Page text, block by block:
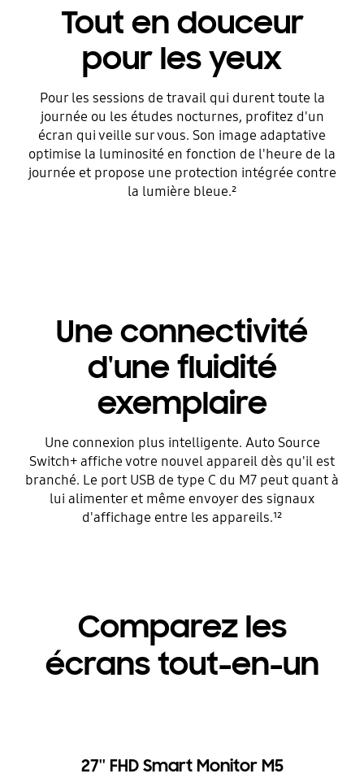
Tout en douceur
pour les yeux
Pour les sessions de travail qui durent toute la
journée ou les études nocturnes, profitez d'un
écran qui veille sur vous. Son image adaptative
optimise la luminosité en fonction de l'heure de la
journée et propose une protection intégrée contre
la lumière bleue.²
Une connectivité
d'une fluidité
exemplaire
Une connexion plus intelligente. Auto Source
Switch+ affiche votre nouvel appareil dès qu'il est
branché. Le port USB de type C du M7 peut quant à
lui alimenter et même envoyer des signaux
d'affichage entre les appareils.¹²
Comparez les
écrans tout-en-un
27'' FHD Smart Monitor M5